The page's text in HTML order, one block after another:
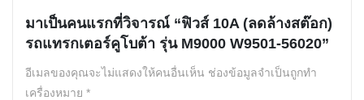
มาเป็นคนแรกที่วิจารณ์ “ฟิวส์ 10A (ลดล้างสต๊อก)
รถแทรกเตอร์คูโบต้า รุ่น M9000 W9501-56020”
อีเมลของคุณจะไม่แสดงให้คนอื่นเห็น ช่องข้อมูลจำเป็นถูกทำ
เครื่องหมาย *